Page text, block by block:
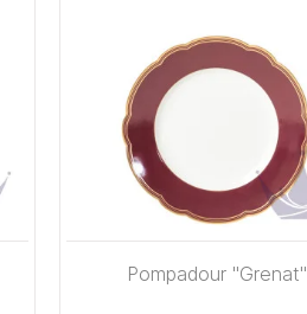
Pompadour "Grenat"